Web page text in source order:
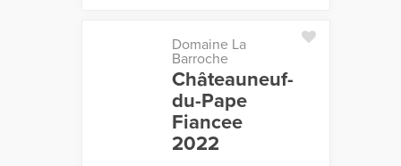
Domaine La
Barroche
Châteauneuf-
du-Pape
Fiancee
2022